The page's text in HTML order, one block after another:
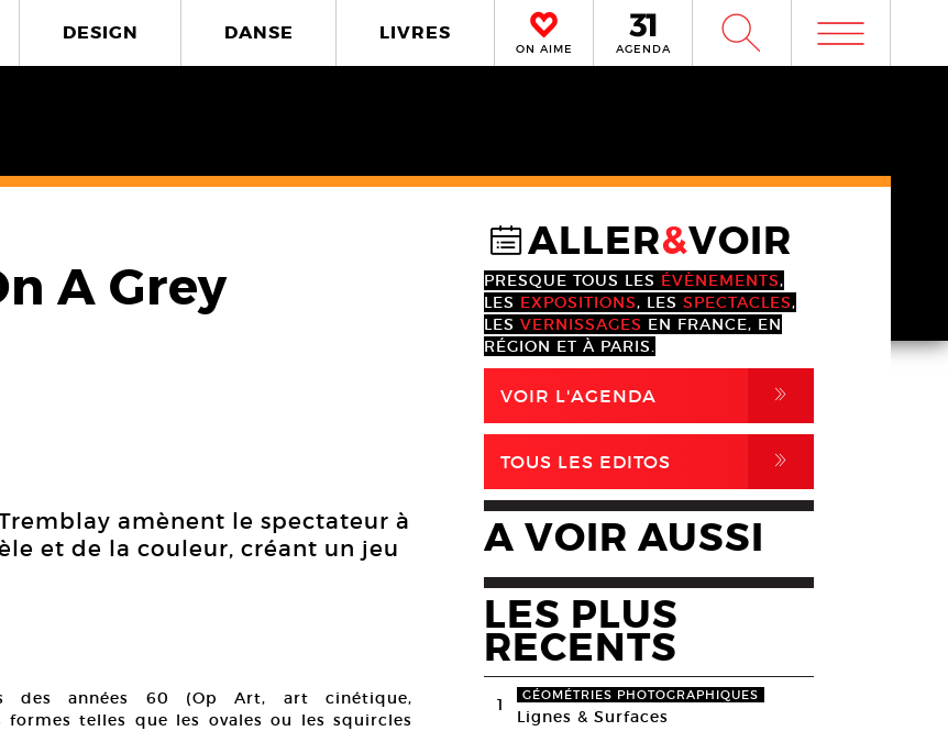
DESIGN DANSE LIVRES
ON AIME AGENDA W m
A Grey
amènent le spectateur à
et de la couleur, créant un jeu
des années 60 (Op Art, art cinétique,
telles que les ovales ou les squircles
@ALLER&VOIR
PRESQUE TOUS LES ÉVÈNEMENTS,
LES EXPOSITIONS, LES SPECTACLES,
LES VERNISSAGES EN FRANCE, EN
RÉGION ET À PARIS.
VOIR L'AGENDA ,
TOUS LES EDITOS ,
A VOIR AUSSI
LES PLUS
RECENTS
1 GÉOMÉTRIES PHOTOGRAPHIQUES
Lignes & Surfaces